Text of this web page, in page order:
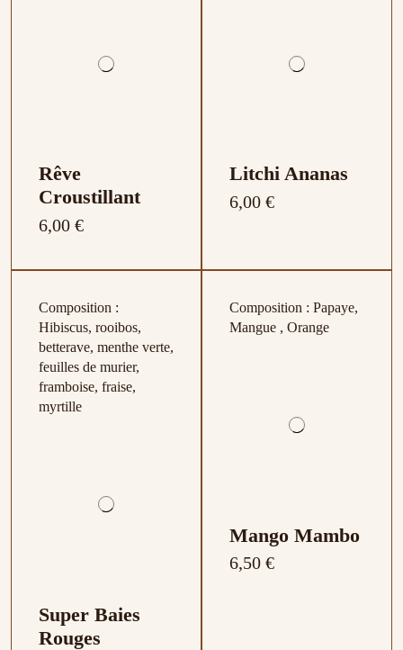
Rêve
Croustillant
6,00 €
Litchi Ananas
6,00 €
Composition :
Hibiscus, rooibos,
betterave, menthe verte,
feuilles de murier,
framboise, fraise,
myrtille
Super Baies
Rouges
Composition : Papaye,
Mangue , Orange
Mango Mambo
6,50 €